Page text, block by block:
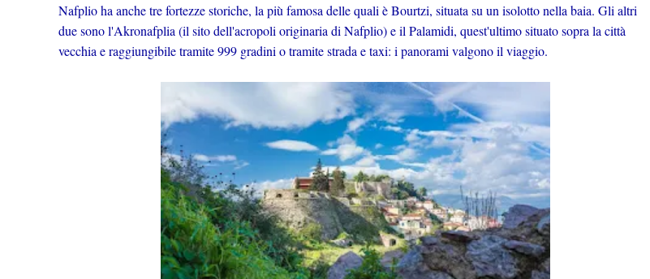
Nafplio ha anche tre fortezze storiche, la più famosa delle quali è Bourtzi, situata su un isolotto nella baia. Gli altri
due sono l'Akronafplia (il sito dell'acropoli originaria di Nafplio) e il Palamidi, quest'ultimo situato sopra la città
vecchia e raggiungibile tramite 999 gradini o tramite strada e taxi: i panorami valgono il viaggio.